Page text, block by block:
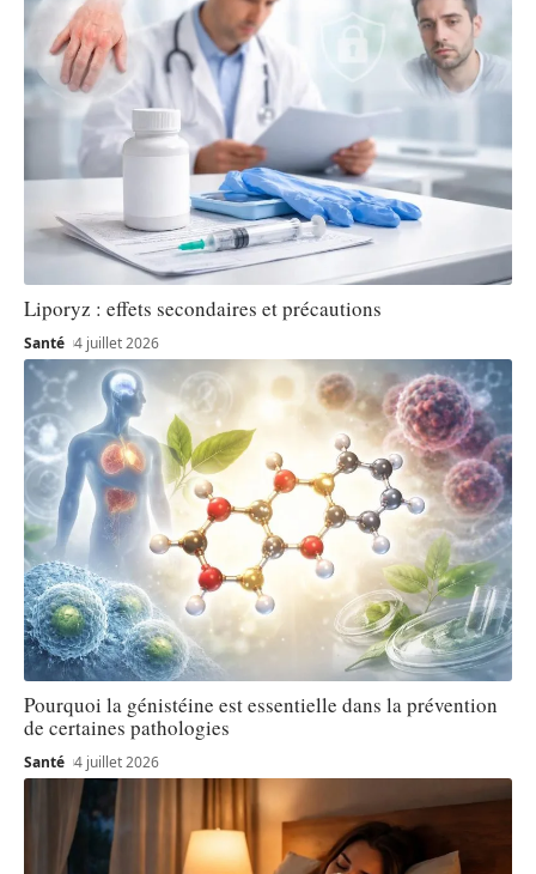
Liporyz : effets secondaires et précautions
Santé 4 juillet 2026
Pourquoi la génistéine est essentielle dans la prévention
de certaines pathologies
Santé 4 juillet 2026